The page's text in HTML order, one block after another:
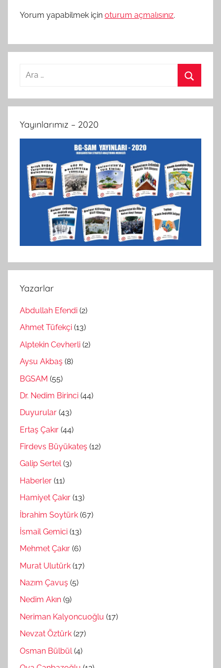
Yorum yapabilmek için oturum açmalısınız.
Arama:
Yayınlarımız – 2020
Yazarlar
Abdullah Efendi (2)
Ahmet Tüfekçi (13)
Alptekin Cevherli (2)
Aysu Akbaş (8)
BGSAM (55)
Dr. Nedim Birinci (44)
Duyurular (43)
Ertaş Çakır (44)
Firdevs Büyükateş (12)
Galip Sertel(3)
Haberler (11)
Hamiyet Çakır (13)
İbrahim Soytürk (67)
İsmail Gemici (13)
Mehmet Çakır (6)
Murat Ulutürk (17)
Nazım Çavuş (5)
Nedim Akın (9)
Neriman Kalyoncuoğlu (17)
Nevzat Öztürk (27)
Osman Bülbül (4)